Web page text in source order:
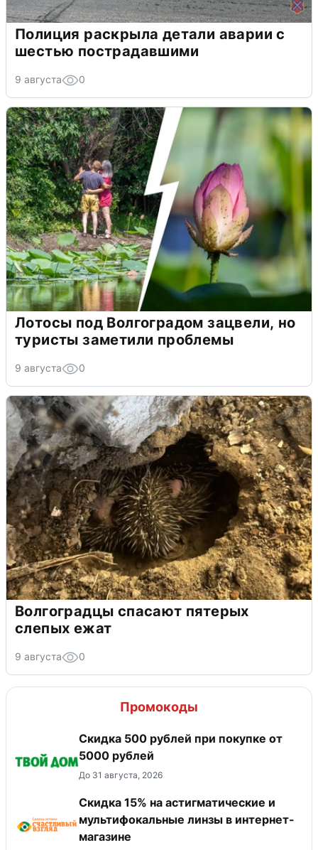
Полиция раскрыла детали аварии с
шестью пострадавшими
9 августа 0
Лотосы под Волгоградом зацвели, но
туристы заметили проблемы
9 августа 0
Волгоградцы спасают пятерых
слепых ежат
9 августа 0
Промокоды
Скидка 500 рублей при покупке от
5000 рублей
До 31 августа, 2026
Скидка 15% на астигматические и
мультифокальные линзы в интернет-
магазине